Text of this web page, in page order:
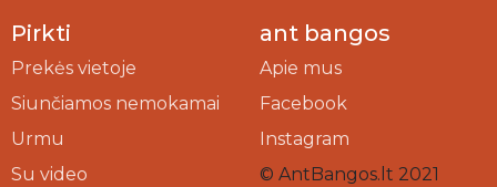
Pirkti
Prekės vietoje
Siunčiamos nemokamai
Urmu
Su video
ant bangos
Apie mus
Facebook
Instagram
© AntBangos.lt 2021